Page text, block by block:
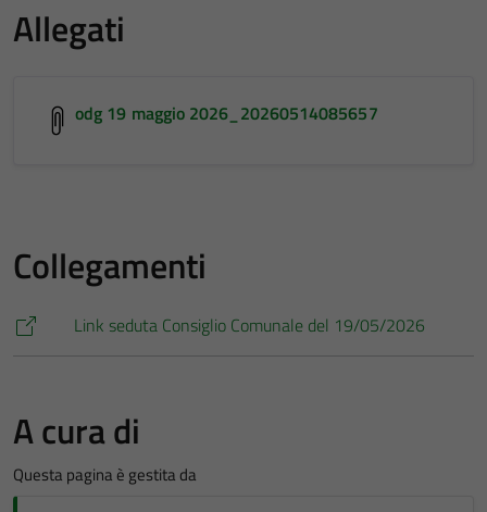
Allegati
odg 19 maggio 2026_20260514085657
Collegamenti
Link seduta Consiglio Comunale del 19/05/2026
A cura di
Questa pagina è gestita da